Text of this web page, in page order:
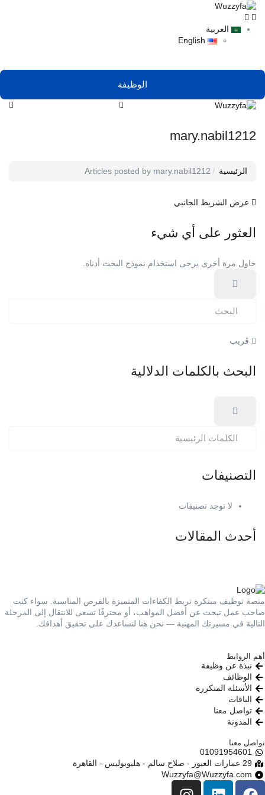
العربية
English
الوظيفة
mary.nabil1212
الرئيسية Articles posted by mary.nabil1212
عرض الشريط الجانبي
العثور على أي شيء
حاول مرة أخرى يرجى استخدام نموذج البحث أدناه.
قريب
البحث بالكلمات الدلالية
التصنيفات
لا توجد تصنيفات
أحدث المقالات
منصة توظيف مبتكرة تربط الكفاءات المتميزة بالفرص المناسبة. سواء كنت
صاحب عمل تبحث عن أفضل المواهب، أو محترفًا تسعى للانتقال إلى المرحلة
التالية في مسيرتك المهنية — نحن هنا لنساعدك على تحقيق أهدافك.
أهم الروابط
نبذة عن وظيفة
الوظائف
الأسئلة المتكررة
الباقات
تواصل معنا
المدونة
تواصل معنا
01091954601​
29 عمارات العبور - صلاح سالم - هليوبوليس - القاهرة
Wuzzyfa@Wuzzyfa.com